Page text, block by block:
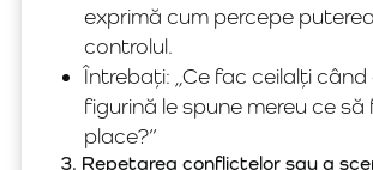
exprimă cum percepe
controlul.
Întrebați: „Ce fac ceilalți
figurină le spune mereu ce
place?”
3. Repetarea conflictelor sau a